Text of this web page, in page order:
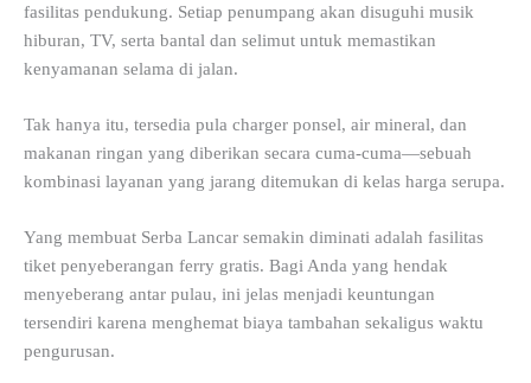
fasilitas pendukung. Setiap penumpang akan disuguhi musik
hiburan, TV, serta bantal dan selimut untuk memastikan
kenyamanan selama di jalan.
Tak hanya itu, tersedia pula charger ponsel, air mineral, dan
makanan ringan yang diberikan secara cuma-cuma—sebuah
kombinasi layanan yang jarang ditemukan di kelas harga serupa.
Yang membuat Serba Lancar semakin diminati adalah fasilitas
tiket penyeberangan ferry gratis. Bagi Anda yang hendak
menyeberang antar pulau, ini jelas menjadi keuntungan
tersendiri karena menghemat biaya tambahan sekaligus waktu
pengurusan.